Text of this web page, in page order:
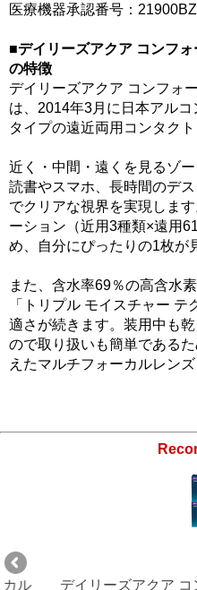
医療機器承認番号：
■デイリーズアクア コンフ
の特徴
デイリーズアクア コンフォ
は、2014年3月に日本アル
タイプの遠近両用コンタクト
近く・中間・遠くを見るゾ
読書やスマホ、長時間のデ
でクリアな視界を実現しま
ーション（近用3種類×遠用
め、自分にぴったりの1枚が
また、含水率69％の高含水
「トリプル モイスチャー
適さが続きます。装用中も
ので取り扱いも簡単である
えたマルチフォーカルレン
デイリーズアクア コンフ